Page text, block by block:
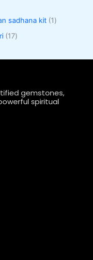
sadhana kit 1
17
gemstones,
spiritual